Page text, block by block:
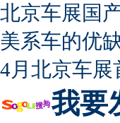
北京车展国
美系车的优
4月北京车展
我要